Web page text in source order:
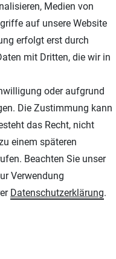
Plotterfolien
Medien von
auf unsere Website
erfolgt erst durch
mit Dritten, die wir in
oder aufgrund
Die Zustimmung kann
das Recht, nicht
einem späteren
Beachten Sie unser
Verwendung
Daten­schutz­erklärung.